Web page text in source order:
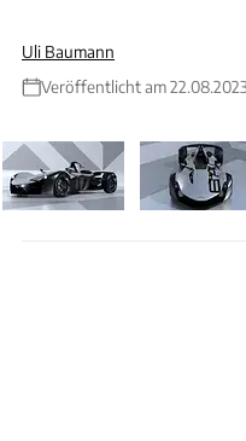
Uli Baumann
Veröffentlicht am